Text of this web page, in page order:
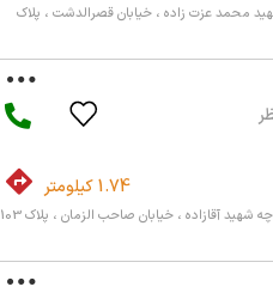
محمد عزت زاده ، خیابان قصرالدشت ، پلاک
1.74 کیلومتر
ری ، شهرک رسالت ، کوچه شهید آقازاده ، خیابان صاحب الزمان ، پلاک 103